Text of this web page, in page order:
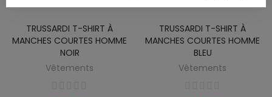
TRUSSARDI T-SHIRT À
MANCHES COURTES HOMME
NOIR
Vêtements
TRUSSARDI T-SHIRT À
MANCHES COURTES HOMME
BLEU
Vêtements